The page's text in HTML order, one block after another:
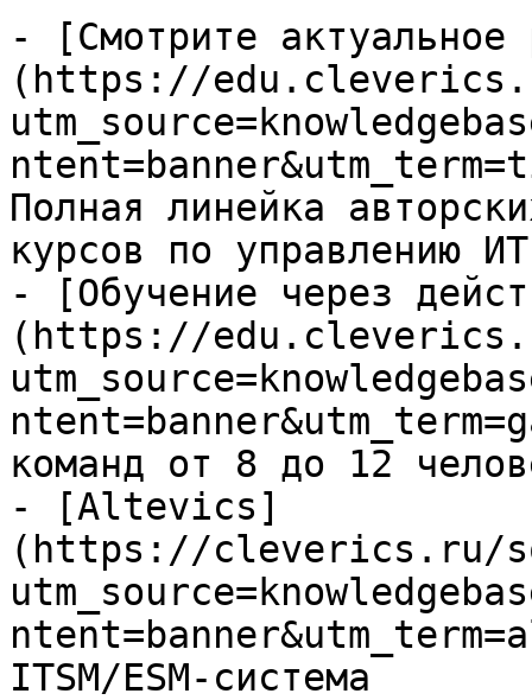
- [Смотрите актуальное
(https://
Полная линейка
курсов по управлению ИТ
- [Обучение через
(https://
команд от 8 до 12
- [Altevics]
(https://cleverics.ru/
ITSM/ESM-система